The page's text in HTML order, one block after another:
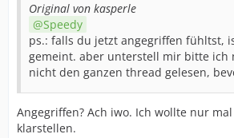
Original von kasperle
Speedy
ps.: falls du jetzt angegriffen fühltst,
gemeint. aber unterstell mir bitte ich
nicht den ganzen thread gelesen,
Angegriffen? Ach iwo. Ich wollte nur mal
klarstellen.